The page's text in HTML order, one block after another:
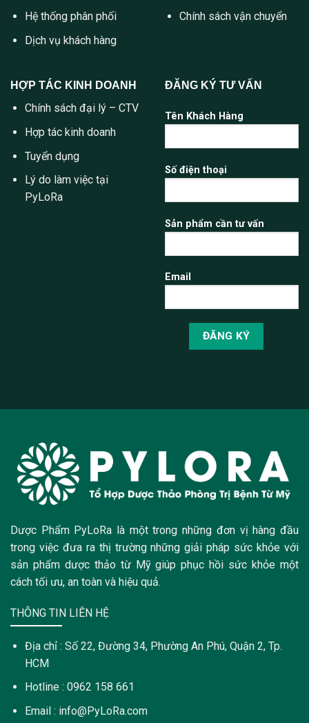
Hệ thống phân phối
Dịch vụ khách hàng
Chính sách vận chuyển
HỢP TÁC KINH DOANH
Chính sách đại lý – CTV
Hợp tác kinh doanh
Tuyển dụng
Lý do làm việc tại
PyLoRa
ĐĂNG KÝ TƯ VẤN
Tên Khách Hàng
Số điện thoại
Sản phẩm cần tư vấn
Email
Dược Phẩm PyLoRa là một trong những đơn vị hàng đầu
trong việc đưa ra thị trường những giải pháp sức khỏe với
sản phẩm dược thảo từ Mỹ giúp phục hồi sức khỏe một
cách tối ưu, an toàn và hiệu quả.
THÔNG TIN LIÊN HỆ
Địa chỉ : Số 22, Đường 34, Phường An Phú, Quận 2, Tp.
HCM
Hotline : 0962 158 661
Email : info@PyLoRa.com